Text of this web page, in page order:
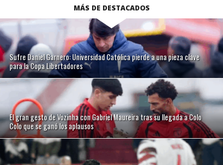
MÁS DE DESTACADOS
Sufre Daniel Garnero: Universidad Católica pierde a una pieza clave
para la Copa Libertadores
El gran gesto de Vozinha con Gabriel Maureira tras su llegada a Colo
Colo que se ganó los aplausos